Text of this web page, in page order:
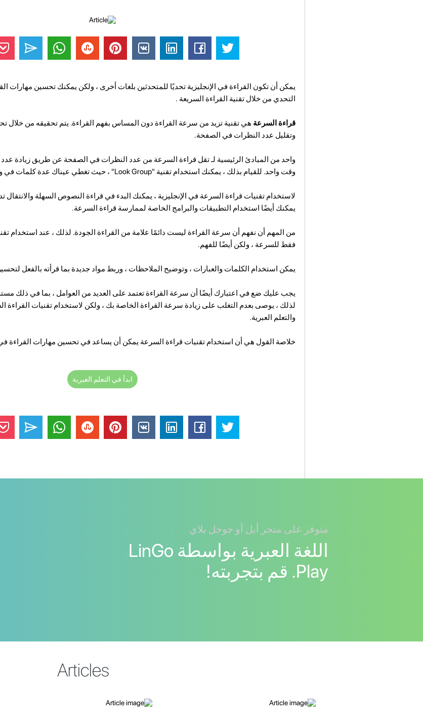
يمكن أن تكون القراءة في الإنجليزية تحديًا للمتحدثين بلغات أخرى ، ولكن يمكنك تحسين مهارات
التحدي من خلال تقنية القراءة السريعة .
قراءة السرعة هي تقنية تزيد من سرعة القراءة دون المساس بفهم القراءة. يتم تحقيقه من خلال
وتقليل عدد النظرات في الصفحة.
واحد من المبادئ الرئيسية لـ تقل قراءة السرعة من عدد النظرات في الصفحة عن طريق زيادة عدد
وقت واحد. للقيام بذلك ، يمكنك استخدام تقنية "Look Group" ، حيث تغطي عيناك عدة كلمات في وقت واحد.
لاستخدام تقنيات قراءة السرعة في الإنجليزية ، يمكنك البدء في قراءة النصوص السهلة والانتقال
يمكنك أيضًا استخدام التطبيقات والبرامج الخاصة لممارسة قراءة السرعة.
من المهم أن نفهم أن سرعة القراءة ليست دائمًا علامة من القراءة الجودة. لذلك ، عند استخدام
فقط للسرعة ، ولكن أيضًا للفهم.
يمكن استخدام الكلمات والعبارات ، وتوضيح الملاحظات ، وربط مواد جديدة بما قرأته بالفعل
يجب عليك ضع في اعتبارك أيضًا أن سرعة القراءة تعتمد على العديد من العوامل ، بما في ذلك
لذلك ، يوصى بعدم التغلب على زيادة سرعة القراءة الخاصة بك ، ولكن لاستخدام تقنيات القراءة
والتعلم العبرية.
خلاصة القول هي أن استخدام تقنيات قراءة السرعة يمكن أن يساعد في تحسين مهارات القراءة في
ابدأ في التعلم العبرية
متوفر على متجر أبل أو جوجل بلاي
اللغة العبرية بواسطة LinGo
Play. قم بتجربته!
Articles